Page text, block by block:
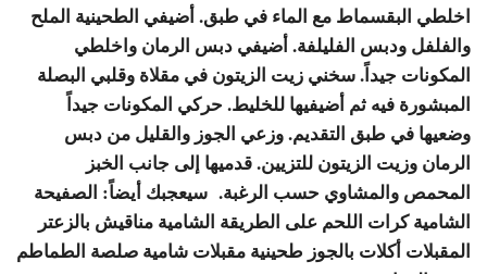
اخلطي البقسماط مع الماء في طبق. أضيفي الطحينية الملح
والفلفل ودبس الفليلفة. أضيفي دبس الرمان واخلطي
المكونات جيداً. سخني زيت الزيتون في مقلاة وقلبي البصلة
المبشورة فيه ثم أضيفيها للخليط. حركي المكونات جيداً
وضعيها في طبق التقديم. وزعي الجوز والقليل من دبس
الرمان وزيت الزيتون للتزيين. قدميها إلى جانب الخبز
المحمص والمشاوي حسب الرغبة. سيعجبك أيضاً: الصفيحة
الشامية كرات اللحم على الطريقة الشامية مناقيش بالزعتر
المقبلات أكلات بالجوز طحينية مقبلات شامية صلصة الطماطم